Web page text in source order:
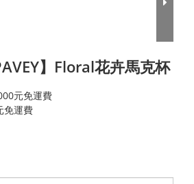
】Floral花卉馬克杯
元免運費
免運費